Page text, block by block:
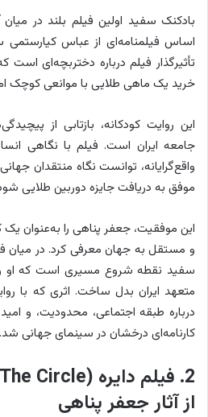
بادکنک سفید اولین فیلم بلند در
اساس فیلمنامه‌ای از عباس
تأثیرگذار فیلم درباره دختربچه‌ای است
خرید یک ماهی طلایی با موانعی کوچک
این روایت کودکانه، بازتابی از
جامعه ایران است. فیلم با نگاهی
واقع‌گرایانه، توانست نگاه منتقدان
موفق به دریافت جایزه دوربین طلایی
این موفقیت، جعفر پناهی را به‌عنوان یک
و مستقل به جهان معرفی کرد. در میان
سفید نقطه شروع مسیری است که او
متعهد ایران بدل ساخت. اثری که با
درباره طبقه اجتماعی، محدودیت، و
کارنامه‌ای درخشان در سینمای جهانی شد.
از آثار جعفر پناهی